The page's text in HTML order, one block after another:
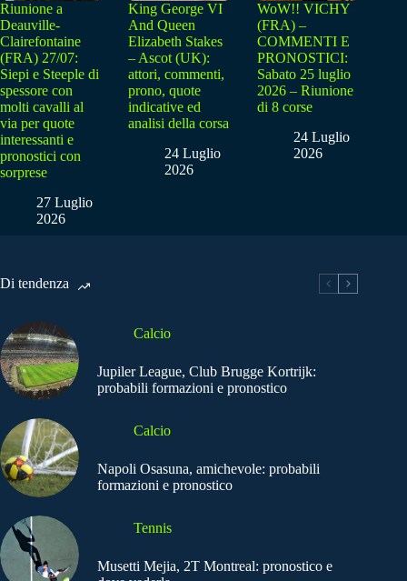
Riunione a
Deauville-
Clairefontaine
(FRA) 27/07:
Siepi e Steeple di
spessore con
molti cavalli al
via per quote
interessanti e
pronostici con
sorprese
27 Luglio
2026
King George VI
And Queen
Elizabeth Stakes
– Ascot (UK):
attori, commenti,
prono, quote
indicative ed
analisi della corsa
24 Luglio
2026
WoW!! VICHY
(FRA) –
COMMENTI E
PRONOSTICI:
Sabato 25 luglio
2026 – Riunione
di 8 corse
24 Luglio
2026
Di tendenza
Calcio
Jupiler League, Club Brugge Kortrijk:
probabili formazioni e pronostico
Calcio
Napoli Osasuna, amichevole: probabili
formazioni e pronostico
Tennis
Musetti Mejia, 2T Montreal: pronostico e